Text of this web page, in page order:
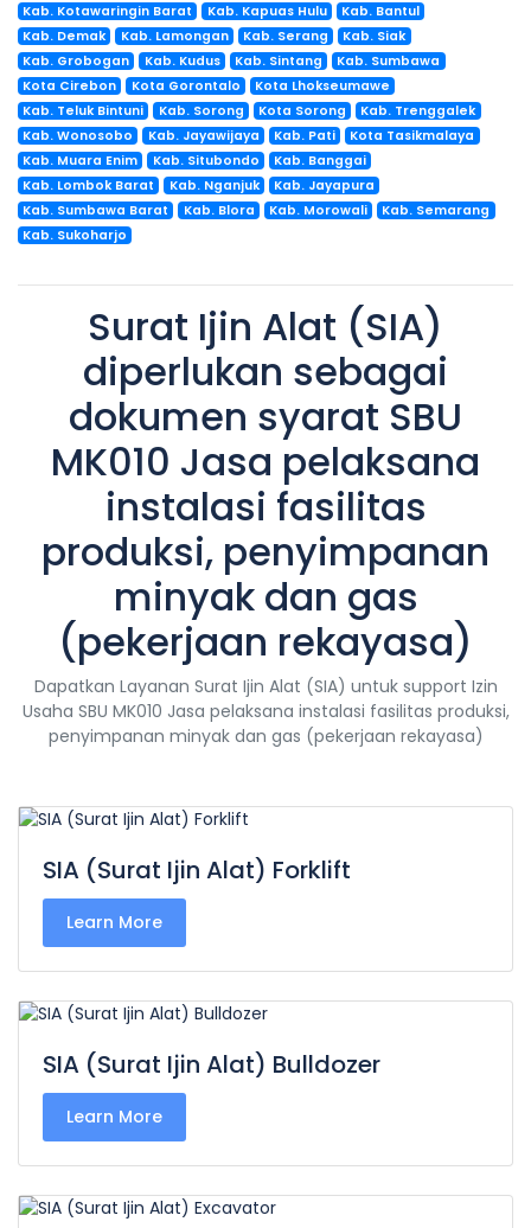
Kab. Kotawaringin Barat
Kab. Kapuas Hulu
Kab. Bantul
Kab. Demak
Kab. Lamongan Kab. Serang
Kab. Siak
Kab. Grobogan
Kab. Kudus Kab. Sintang
Kab. Sumbawa
Kota Cirebon
Kota Gorontalo
Kota Lhokseumawe
Kab. Teluk Bintuni
Kab. Sorong Kota Sorong
Kab. Trenggalek
Kab. Wonosobo
Kab. Jayawijaya Kab. Pati
Kota Tasikmalaya
Kab. Muara Enim
Kab. Situbondo
Kab. Banggai
Kab. Lombok Barat
Kab. Nganjuk
Kab. Jayapura
Kab. Sumbawa Barat
Kab. Blora Kab. Morowali
Kab. Semarang
Kab. Sukoharjo
Surat Ijin Alat (SIA)
diperlukan sebagai
dokumen syarat SBU
MK010 Jasa pelaksana
instalasi fasilitas
produksi, penyimpanan
minyak dan gas
(pekerjaan rekayasa)
Dapatkan Layanan Surat Ijin Alat (SIA) untuk support Izin
Usaha SBU MK010 Jasa pelaksana instalasi fasilitas produksi,
penyimpanan minyak dan gas (pekerjaan rekayasa)
SIA (Surat Ijin Alat) Forklift
Learn More
SIA (Surat Ijin Alat) Bulldozer
Learn More